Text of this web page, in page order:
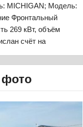
MICHIGAN; Модель:
Фронтальный
269 кВт, объём
счёт на
фото